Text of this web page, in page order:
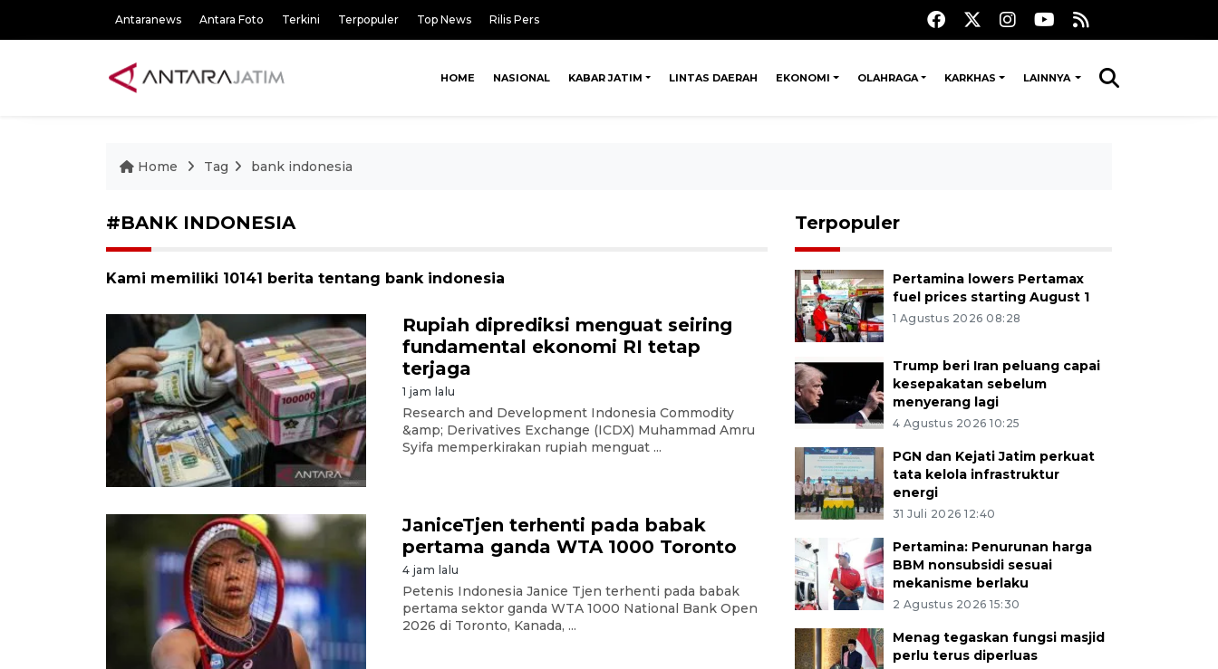
Antaranews Antara Foto Terkini Terpopuler Top News Rilis Pers
HOME NASIONAL KABAR JATIM LINTAS DAERAH EKONOMI OLAHRAGA KARKHAS LAINNYA
Home Tag bank indonesia
#BANK INDONESIA
Kami memiliki 10141 berita tentang bank indonesia
Rupiah diprediksi menguat seiring
fundamental ekonomi RI tetap
terjaga
1 jam lalu
Research and Development Indonesia Commodity
&amp; Derivatives Exchange (ICDX) Muhammad Amru
Syifa memperkirakan rupiah menguat ...
JaniceTjen terhenti pada babak
pertama ganda WTA 1000 Toronto
4 jam lalu
Petenis Indonesia Janice Tjen terhenti pada babak
pertama sektor ganda WTA 1000 National Bank Open
2026 di Toronto, Kanada, ...
Terpopuler
Pertamina lowers Pertamax
fuel prices starting August 1
1 Agustus 2026 08:28
Trump beri Iran peluang capai
kesepakatan sebelum
menyerang lagi
4 Agustus 2026 10:25
PGN dan Kejati Jatim perkuat
tata kelola infrastruktur
energi
31 Juli 2026 12:40
Pertamina: Penurunan harga
BBM nonsubsidi sesuai
mekanisme berlaku
2 Agustus 2026 15:30
Menag tegaskan fungsi masjid
perlu terus diperluas